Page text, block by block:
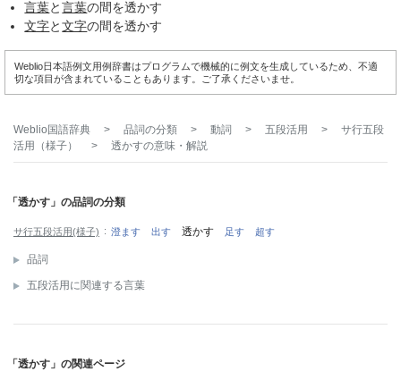
言葉と言葉の間を透かす
文字と文字の間を透かす
Weblio日本語例文用例辞書はプログラムで機械的に例文を生成しているため、不適
切な項目が含まれていることもあります。ご了承くださいませ。
Weblio国語辞典 > 品詞の分類 > 動詞 > 五段活用 >
サ行五段
活用（様子）
> 透かすの意味・解説
「透かす」の品詞の分類
サ行五段活用(様子) 澄ます 出す 透かす 足す 超す
品詞
五段活用に関連する言葉
「透かす」の関連ページ